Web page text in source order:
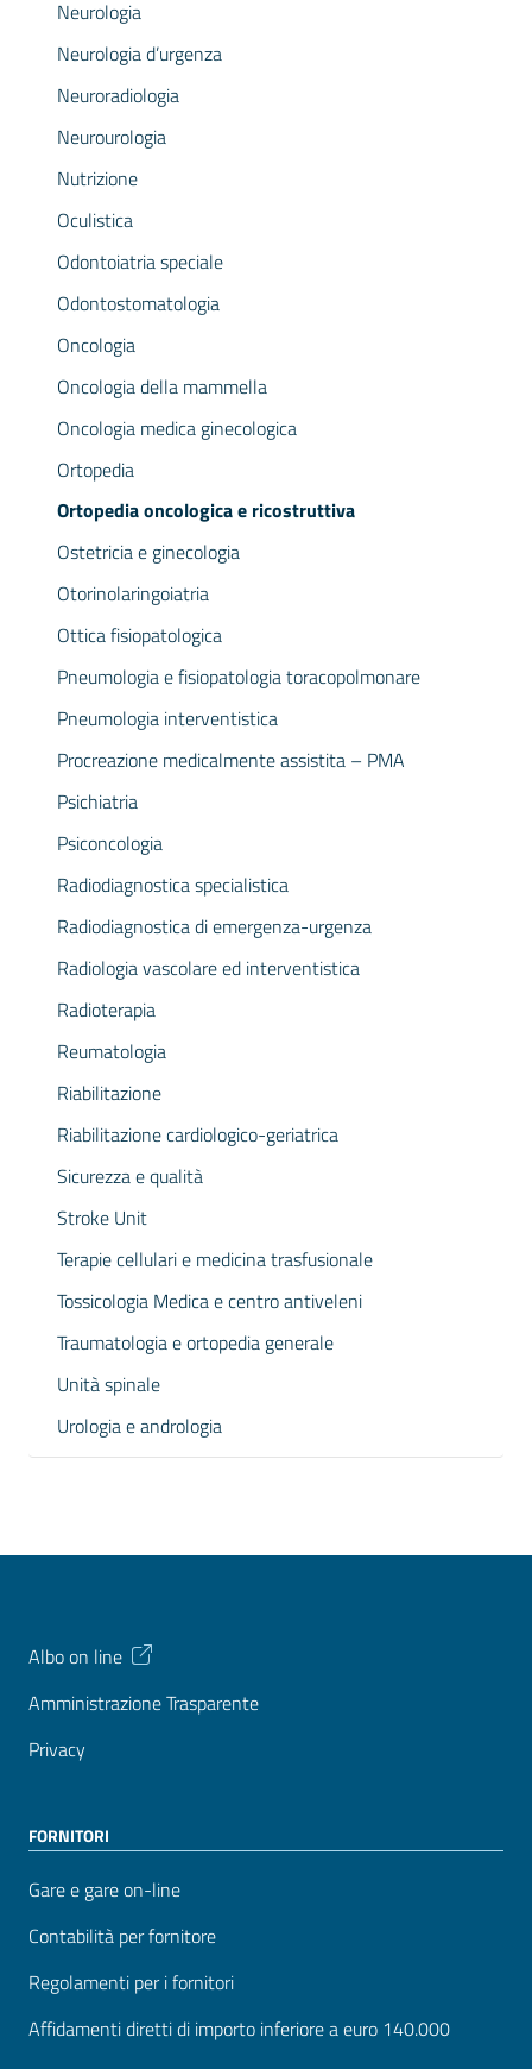
Neurologia
Neurologia d’urgenza
Neuroradiologia
Neurourologia
Nutrizione
Oculistica
Odontoiatria speciale
Odontostomatologia
Oncologia
Oncologia della mammella
Oncologia medica ginecologica
Ortopedia
Ortopedia oncologica e ricostruttiva
Ostetricia e ginecologia
Otorinolaringoiatria
Ottica fisiopatologica
Pneumologia e fisiopatologia toracopolmonare
Pneumologia interventistica
Procreazione medicalmente assistita – PMA
Psichiatria
Psiconcologia
Radiodiagnostica specialistica
Radiodiagnostica di emergenza-urgenza
Radiologia vascolare ed interventistica
Radioterapia
Reumatologia
Riabilitazione
Riabilitazione cardiologico-geriatrica
Sicurezza e qualità
Stroke Unit
Terapie cellulari e medicina trasfusionale
Tossicologia Medica e centro antiveleni
Traumatologia e ortopedia generale
Unità spinale
Urologia e andrologia
Albo on line
Amministrazione Trasparente
Privacy
FORNITORI
Gare e gare on-line
Contabilità per fornitore
Regolamenti per i fornitori
Affidamenti diretti di importo inferiore a euro 140.000